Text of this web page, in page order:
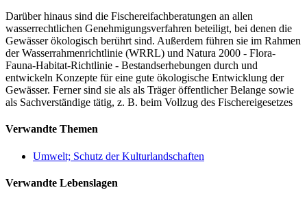
Darüber hinaus sind die Fischereifachberatungen an allen
wasserrechtlichen Genehmigungsverfahren beteiligt, bei denen die
Gewässer ökologisch berührt sind. Außerdem führen sie im Rahmen
der Wasserrahmenrichtlinie (WRRL) und Natura 2000 - Flora-
Fauna-Habitat-Richtlinie - Bestandserhebungen durch und
entwickeln Konzepte für eine gute ökologische Entwicklung der
Gewässer. Ferner sind sie als als Träger öffentlicher Belange sowie
als Sachverständige tätig, z. B. beim Vollzug des Fischereigesetzes
Verwandte Themen
Umwelt; Schutz der Kulturlandschaften
Verwandte Lebenslagen